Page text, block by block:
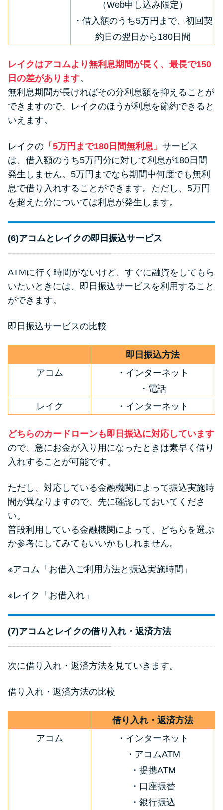
（Web申し込み限定）
・借入額のうち5万円まで、初回契
約日の翌日から180日間
レイクはアコムより無利息期間が長く、最長で150
日の差があります。
無利息期間が長ければその分利息額を抑えることが
できますので、レイクのほうが利息を節約できると
いえます。
レイクの 「5万円まで180日間無利息」 サービス
は、借入額のうち5万円分に対して利息が180日間
発生しません。5万円までなら期間中何度でも無利
息で借り入れすることができます。ただし、5万円
を超えた分については利息が発生します。
(6)アコムとレイクの即日振込サービス
ATMに行く時間がないけど、すぐに融資をしてもら
いたいときには、即日振込サービスを利用すること
ができます。
即日振込サービスの比較
即日振込方法
アコム
・インターネット
・電話
レイク
・インターネット
どちらのカードローンも即日振込に対応しています
ので、急にお金が入り用になったときは素早く借り
入れすることが可能です。
ただし、対応している金融機関によって振込実施時
間が異なりますので、先に確認しておいてくださ
い。
普段利用している金融機関によって、どちらを選ぶ
か参考にしてみてもいいかもしれません。
※アコム 「お借入ご利用方法と振込実施時間」
※レイク 「お借入れ」
(7)アコムとレイクの借り入れ・返済方法
次に借り入れ・返済方法を見ていきます。
借り入れ・返済方法の比較
借り入れ・返済方法
アコム
・インターネット
・アコムATM
・提携ATM
・口座振替
・銀行振込